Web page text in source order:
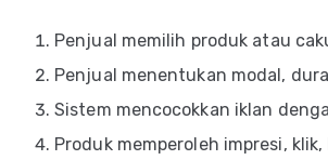
Penjual memilih produk atau
Penjual menentukan modal,
Sistem mencocokkan iklan
Produk memperoleh impresi,